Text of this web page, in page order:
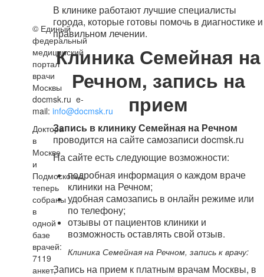
В клинике работают лучшие специалисты
города, которые готовы помочь в диагностике и
правильном лечении.
Клиника Семейная на
Речном, запись на
прием
Запись в клинику Семейная на Речном
проводится на сайте самозаписи docmsk.ru
На сайте есть следующие возможности:
подробная информация о каждом враче
клиники на Речном;
удобная самозапись в онлайн режиме или
по телефону;
отзывы от пациентов клиники и
возможность оставлять свой отзыв.
Клиника Семейная на Речном, запись к врачу:
Запись на прием к платным врачам Москвы, в
© Единый
федеральный
медицинский
портал
врачи
Москвы
docmsk.ru e-
mail: info@docmsk.ru
Доктора
в
Москве
и
Подмосковье
теперь
собраны
в
одной
базе
врачей:
7119
анкет,